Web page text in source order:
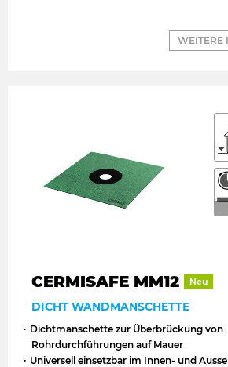
WEITERE
CERMISAFE MM12 Neu
DICHT WANDMANSCHETTE
Dichtmanschette zur Überbrückung von
Rohrdurchführungen auf Mauer
Universell einsetzbar im Innen- und